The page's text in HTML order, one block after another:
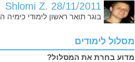
Shlomi Z. 28/11/2011
בוגר תואר ראשון לימודי
מסלול לימודים
מדוע בחרת את המסלול?